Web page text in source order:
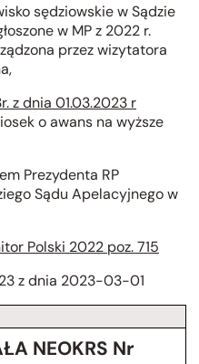
sędziowskie w Sądzie
w MP z 2022 r.
przez wizytatora
z dnia 01.03.2023 r
o awans na wyższe
Prezydenta RP
Sądu Apelacyjnego w
Polski 2022 poz. 715
z dnia 2023-03-01
NEOKRS Nr